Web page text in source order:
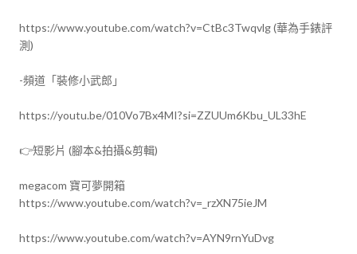
https://www.youtube.com/watch?v=CtBc3Twqvlg (華為手錶評
測)
-頻道「裝修小武郎」
https://youtu.be/010Vo7Bx4MI?si=ZZUUm6Kbu_UL33hE
👉短影片 (腳本&拍攝&剪輯)
megacom 寶可夢開箱
https://www.youtube.com/watch?v=_rzXN75ieJM
https://www.youtube.com/watch?v=AYN9rnYuDvg